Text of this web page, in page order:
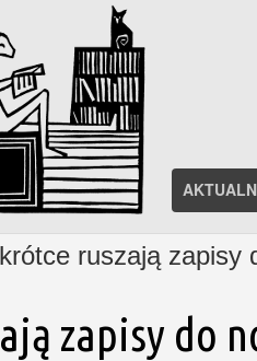
ruszają zapisy
zapisy do